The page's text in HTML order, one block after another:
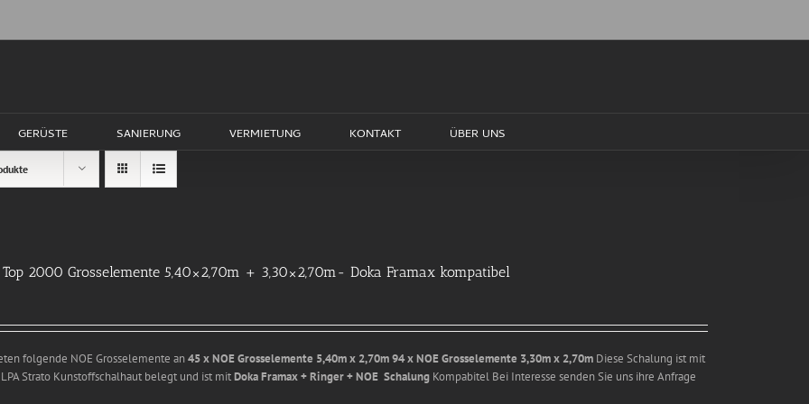
GERÜSTE SANIERUNG VERMIETUNG KONTAKT ÜBER UNS
Top 2000 Grosselemente 5,40×2,70m + 3,30×2,70m- Doka Framax kompatibel
folgende NOE Grosselemente an45 x NOE Grosselemente 5,40m x 2,70m94 x NOE Grosselemente 3,30m x 2,70m Diese Schalung ist mit
Strato Kunstoffschalhaut belegt und ist mitDoka Framax + Ringer + NOE Schalung Kompabitel Bei Interesse senden Sie uns ihre Anfrage